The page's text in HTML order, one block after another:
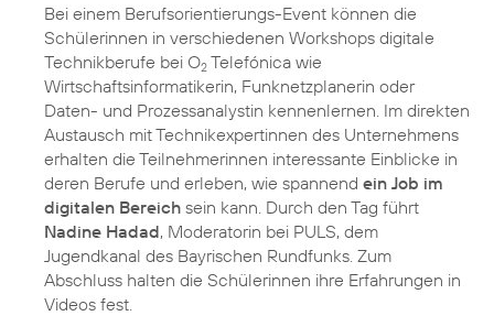
Bei einem Berufsorientierungs-Event können die
Schülerinnen in verschiedenen Workshops digitale
Technikberufe bei O2 Telefónica wie
Wirtschaftsinformatikerin, Funknetzplanerin oder
Daten- und Prozessanalystin kennenlernen. Im direkten
Austausch mit Technikexpertinnen des Unternehmens
erhalten die Teilnehmerinnen interessante Einblicke in
deren Berufe und erleben, wie spannend ein Job im
digitalen Bereich sein kann. Durch den Tag führt
Nadine Hadad, Moderatorin bei PULS, dem
Jugendkanal des Bayrischen Rundfunks. Zum
Abschluss halten die Schülerinnen ihre Erfahrungen in
Videos fest.